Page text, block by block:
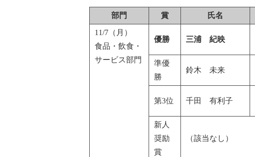
部門 賞 氏名
11/7（月）
食品・飲食・
サービス部門
優勝 三浦 紀映
準優
勝
鈴木 未来
第3位 千田 有利子
新人
奨励
賞
（該当なし）